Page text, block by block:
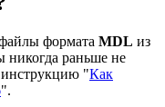
формата MDL из
никогда раньше не
инструкцию "Как
".